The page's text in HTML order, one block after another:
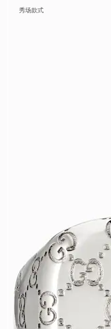
秀场款式